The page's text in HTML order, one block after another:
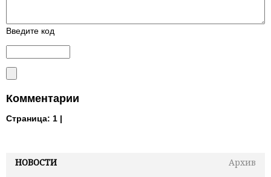
НОВОСТИ
Архив
Введите код
Комментарии
Страница: 1 |